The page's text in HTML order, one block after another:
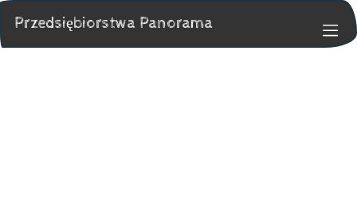
Przedsiębiorstwa Panorama